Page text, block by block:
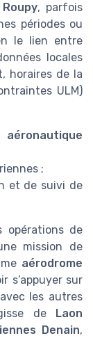
, parfois
périodes ou
le lien entre
locales
horaires de la
ULM)
;
et de suivi de
opérations de
mission de
aérodrome
s’appuyer sur
les autres
de
Laon
Denain,